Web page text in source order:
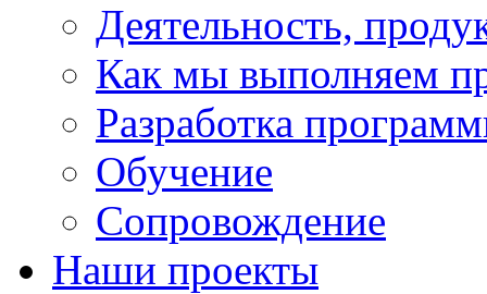
Деятельность,
Как мы выполняем
Разработка
Обучение
Сопровождение
Наши проекты